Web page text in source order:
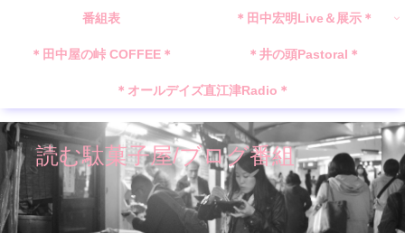
読む駄菓子屋/ブログ番組
番組表 ＊田中宏明Live＆展示＊
＊田中屋の峠 COFFEE＊ ＊井の頭Pastoral＊
＊オールデイズ直江津Radio＊